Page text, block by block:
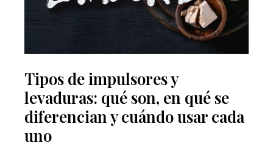
Tipos de impulsores y
levaduras: qué son, en qué se
diferencian y cuándo usar cada
uno